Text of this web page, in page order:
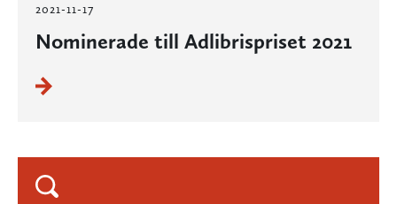
2021-11-17
Nominerade till Adlibrispriset 2021